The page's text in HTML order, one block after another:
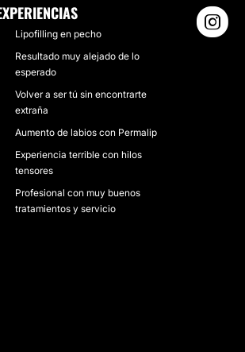
Lipofilling en pecho
Resultado muy alejado de lo
esperado
Volver a ser tú sin encontrarte
extraña
Aumento de labios con Permalip
Experiencia terrible con hilos
tensores
Profesional con muy buenos
tratamientos y servicio